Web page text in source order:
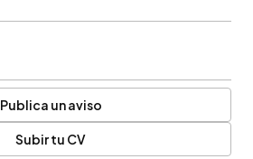
Publica un aviso
Subir tu CV